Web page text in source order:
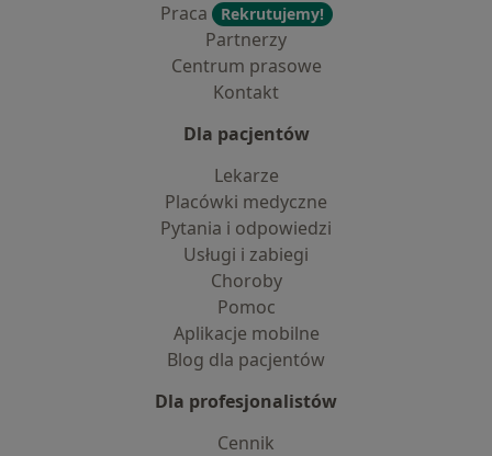
Praca
Rekrutujemy!
Partnerzy
Centrum prasowe
Kontakt
Dla pacjentów
Lekarze
Placówki medyczne
Pytania i odpowiedzi
Usługi i zabiegi
Choroby
Pomoc
Aplikacje mobilne
Blog dla pacjentów
Dla profesjonalistów
Cennik